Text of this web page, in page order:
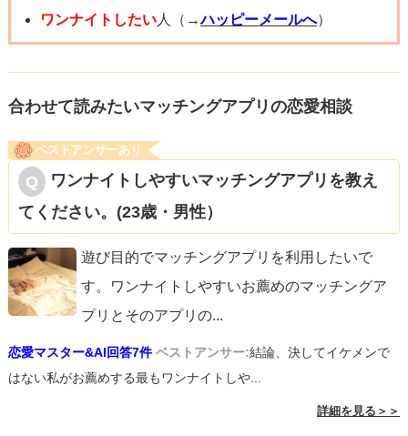
ワンナイトしたい人（→ハッピーメールへ）
合わせて読みたいマッチングアプリの恋愛相談
ベストアンサーあり
ワンナイトしやすいマッチングアプリを教え
てください。(23歳・男性）
遊び目的でマッチングアプリを利用したいで
す。ワンナイトしやすいお薦めのマッチングア
プリとそのアプリの...
恋愛マスター&AI回答7件 ベストアンサー:結論、決してイケメンで
はない私がお薦めする最もワンナイトしや...
詳細を見る＞＞